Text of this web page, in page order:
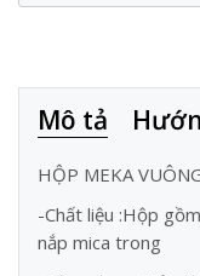
Mô tả
HỘP MEKA
-Chất liệu :Hộp
nắp mica trong